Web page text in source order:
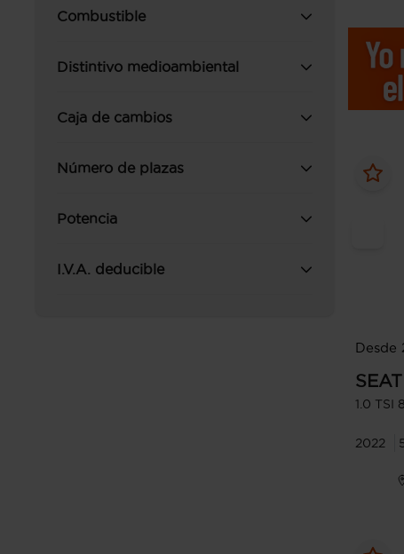
Combustible
Distintivo medioambiental
Caja de cambios
Número de plazas
Potencia
I.V.A. deducible
Desde
SEAT
1.0 TSI
2022